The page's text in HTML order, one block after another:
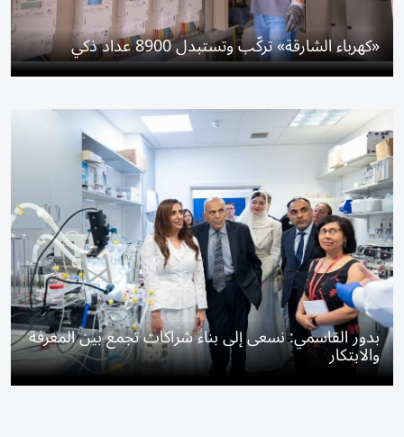
«كهرباء الشارقة» تركّب وتستبدل 8900 عداد ذكي
بدور القاسمي: نسعى إلى بناء شراكات تجمع بين المعرفة
والابتكار